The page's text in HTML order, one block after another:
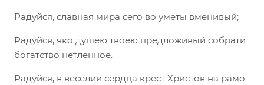
Радуйся, славная мира сего во уметы вменивый;
Радуйся, яко душею твоею предложивый собрати
богатство нетленное.
Радуйся, в веселии сердца крест Христов на рамо